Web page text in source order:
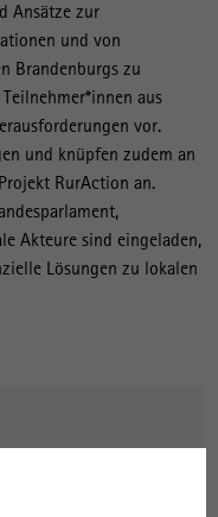
Ansätze zur
und von
Brandenburgs zu
aus
vor.
und knüpfen zudem an
RurAction an.
Akteure sind eingeladen,
Lösungen zu lokalen